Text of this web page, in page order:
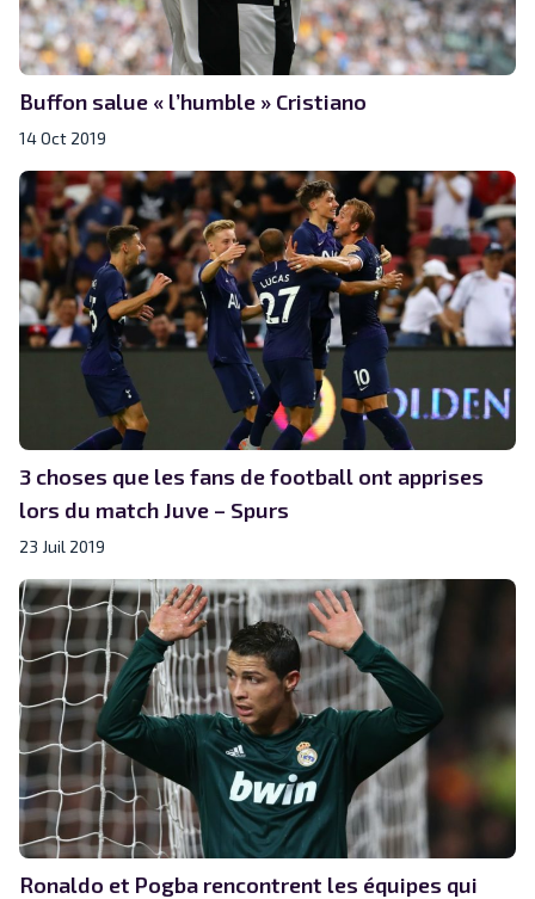
Buffon salue « l’humble » Cristiano
14 Oct 2019
3 choses que les fans de football ont apprises
lors du match Juve – Spurs
23 Juil 2019
Ronaldo et Pogba rencontrent les équipes qui